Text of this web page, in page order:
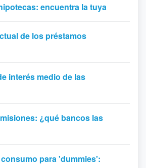
encuentra la tuya
de los préstamos
interés medio de las
¿qué bancos las
para 'dummies':